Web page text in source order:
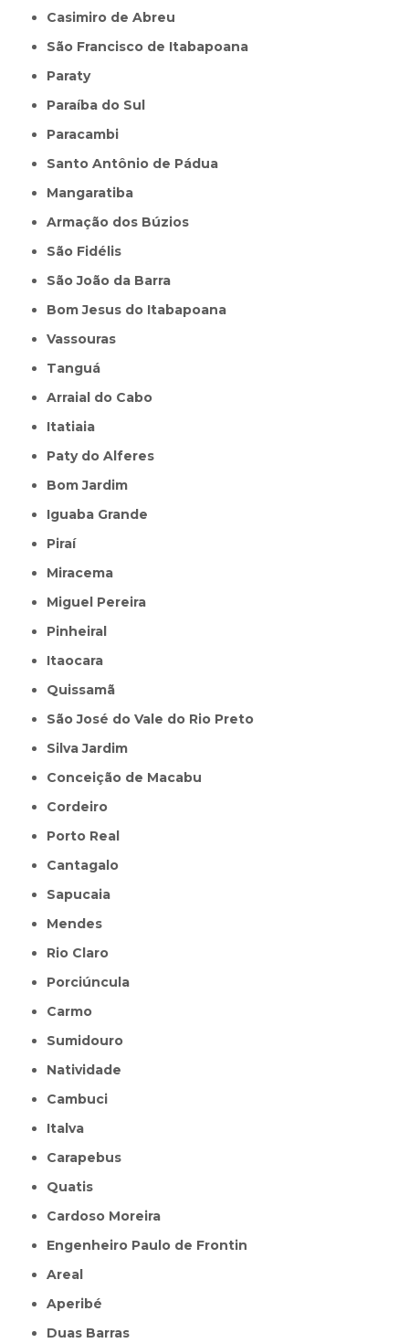
Casimiro de Abreu
São Francisco de Itabapoana
Paraty
Paraíba do Sul
Paracambi
Santo Antônio de Pádua
Mangaratiba
Armação dos Búzios
São Fidélis
São João da Barra
Bom Jesus do Itabapoana
Vassouras
Tanguá
Arraial do Cabo
Itatiaia
Paty do Alferes
Bom Jardim
Iguaba Grande
Piraí
Miracema
Miguel Pereira
Pinheiral
Itaocara
Quissamã
São José do Vale do Rio Preto
Silva Jardim
Conceição de Macabu
Cordeiro
Porto Real
Cantagalo
Sapucaia
Mendes
Rio Claro
Porciúncula
Carmo
Sumidouro
Natividade
Cambuci
Italva
Carapebus
Quatis
Cardoso Moreira
Engenheiro Paulo de Frontin
Areal
Aperibé
Duas Barras